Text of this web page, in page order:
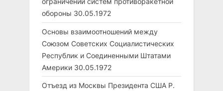
обороны 30.05.1972
Основы взаимоотношений между
Союзом Советских Социалистических
Республик и Соединенными Штатами
Америки 30.05.1972
Отъезд из Москвы Президента США Р.